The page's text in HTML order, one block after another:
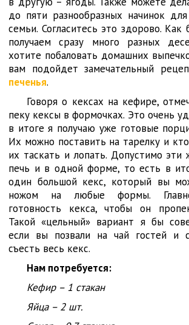
до пяти разнообразных начинок
семьи. Согласитесь это здорово.
получаем сразу много разных
хотите побаловать домашних
вам подойдет замечательный
печенья.
Говоря о кексах на кефире,
пеку кексы в формочках. Это очень
в итоге я получаю уже готовые
Их можно поставить на тарелку и
их таскать и лопать. Допустимо
печь и в одной форме, то есть в
один большой кекс, который вы
ножом на любые формы.
готовность кекса, чтобы он
Такой «цельный» вариант я бы
если вы позвали на чай гостей и
съесть весь кекс.
Нам потребуется:
Кефир – 1 стакан
Яйца – 2 шт.